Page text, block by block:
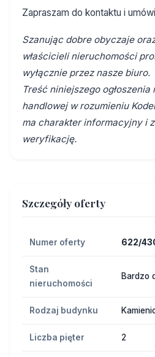
Zapraszam do kontaktu i
Szanując dobre obyczaje
właścicieli nieruchomości
wyłącznie przez nasze biuro.
Treść niniejszego
handlowej w rozumieniu
ma charakter informacyjny i
weryfikację.
Szczegóły oferty
Numer oferty 622/
Stan
nieruchomości
Bardzo
Rodzaj budynku
Liczba pięter 2